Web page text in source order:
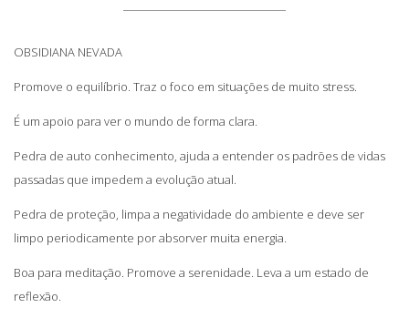
OBSIDIANA NEVADA
Promove o equilíbrio. Traz o foco em situações de muito stress.
É um apoio para ver o mundo de forma clara.
Pedra de auto conhecimento, ajuda a entender os padrões de vidas
passadas que impedem a evolução atual.
Pedra de proteção, limpa a negatividade do ambiente e deve ser
limpo periodicamente por absorver muita energia.
Boa para meditação. Promove a serenidade. Leva a um estado de
reflexão.